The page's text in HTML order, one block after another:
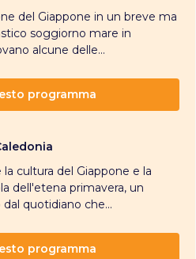
del Giappone in un breve ma
soggiorno mare in
alcune delle...
programma
la cultura del Giappone e la
dell'etena primavera, un
quotidiano che...
programma